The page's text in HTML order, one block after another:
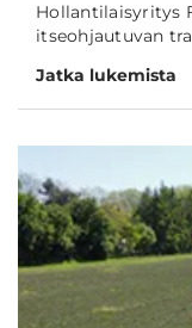
Hollantilaisyritys
itseohjautuvan
Jatka lukemista